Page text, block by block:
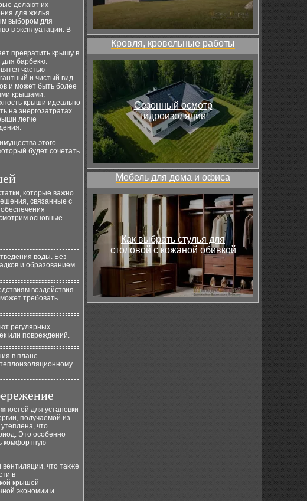
делают их
для жилья.
выбором для
в эксплуатации. В
превратить крышу в
барбекю.
частью
и чистый вид.
и может быть более
крышами.
крыши идеально
на энергозатратах.
легче
этого
будет сочетать
которые важно
связанные с
основные
воды. Без
и образованием
воздействия
требовать
регулярных
или повреждений.
в плане
для установки
получаемой из
что
Это особенно
комфортную
что также
в
крышей
экономии и
Кровля, кровельные работы
Сезонный осмотр
гидроизоляции
Мебель для дома и офиса
Как выбрать стулья для
столовой с кожаной обивкой